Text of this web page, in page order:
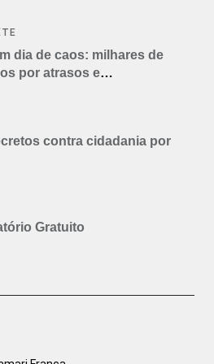
dia de caos: milhares de
por atrasos e
contra cidadania por
Gratuito